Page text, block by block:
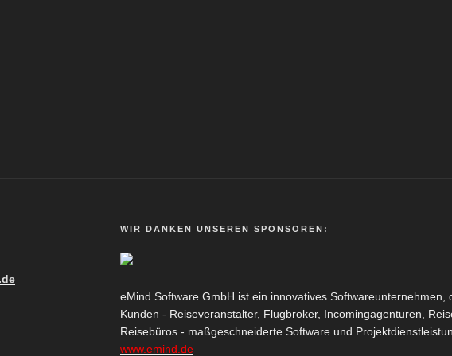
WIR DANKEN UNSEREN SPONSOREN:
eMind Software GmbH ist ein innovatives Softwareunternehmen,
Kunden - Reiseveranstalter, Flugbroker, Incomingagenturen,
Reisebüros - maßgeschneiderte Software und
www.emind.de